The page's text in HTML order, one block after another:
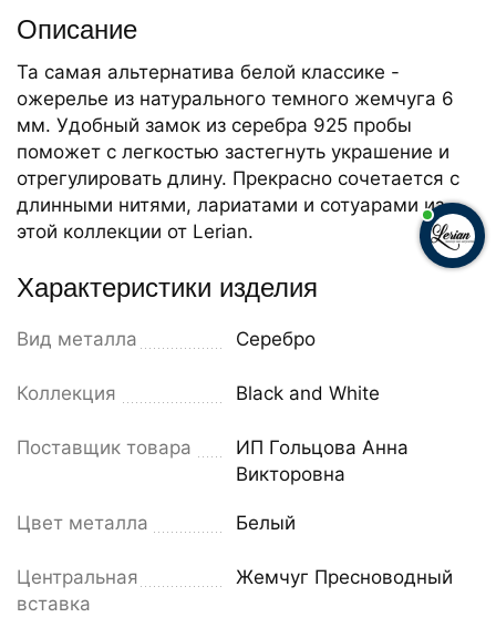
Описание
Та самая альтернатива белой классике -
ожерелье из натурального темного жемчуга 6
мм. Удобный замок из серебра 925 пробы
поможет с легкостью застегнуть украшение и
отрегулировать длину. Прекрасно сочетается с
длинными нитями, лариатами и сотуарами из
этой коллекции от Lerian.
Характеристики изделия
Вид металла Серебро
Коллекция Black and White
Поставщик товара
ИП Гольцова Анна
Викторовна
Цвет металла Белый
Центральная
вставка
Жемчуг Пресноводный